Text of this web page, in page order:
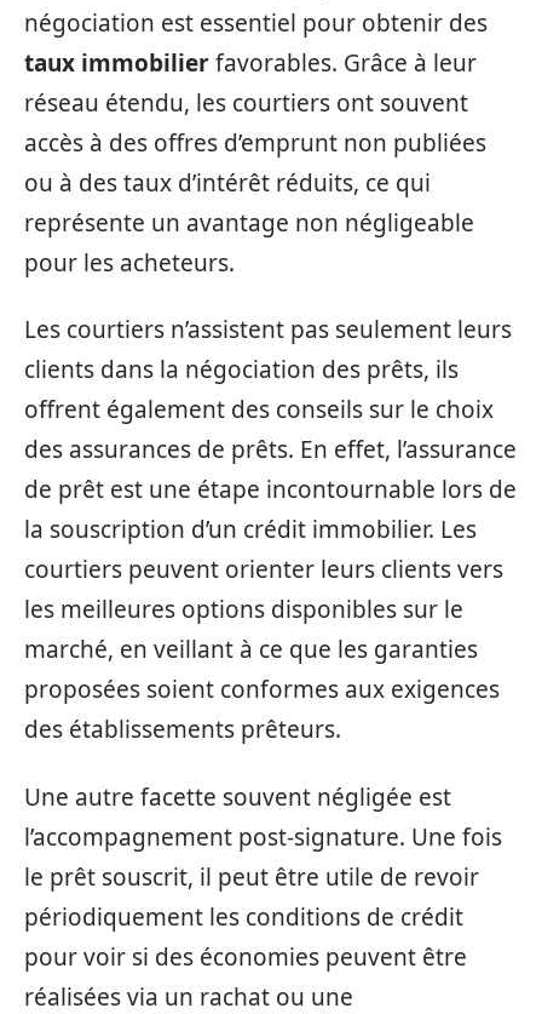
négociation est essentiel pour obtenir des
taux immobilierfavorables. Grâce à leur
réseau étendu, les courtiers ont souvent
accès à des offres d’emprunt non publiées
ou à des taux d’intérêt réduits, ce qui
représente un avantage non négligeable
pour les acheteurs.
Les courtiers n’assistent pas seulement leurs
clients dans la négociation des prêts, ils
offrent également des conseils sur le choix
des assurances de prêts. En effet, l’assurance
de prêt est une étape incontournable lors de
la souscription d’un crédit immobilier. Les
courtiers peuvent orienter leurs clients vers
les meilleures options disponibles sur le
marché, en veillant à ce que les garanties
proposées soient conformes aux exigences
des établissements prêteurs.
Une autre facette souvent négligée est
l’accompagnement post-signature. Une fois
le prêt souscrit, il peut être utile de revoir
périodiquement les conditions de crédit
pour voir si des économies peuvent être
réalisées via un rachat ou une